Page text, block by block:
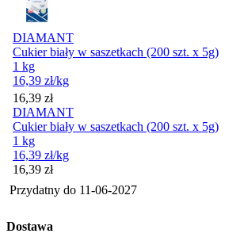
DIAMANT
Cukier biały w saszetkach (200 szt. x 5g)
1 kg
16,39 zł/kg
Cena
16,39 zł
DIAMANT
Cukier biały w saszetkach (200 szt. x 5g)
1 kg
16,39 zł/kg
Cena
16,39 zł
Przydatny do 11-06-2027
Dostawa